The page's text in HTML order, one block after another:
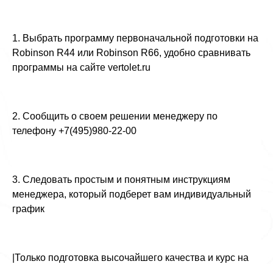
1. Выбрать программу первоначальной подготовки на
Robinson R44 или Robinson R66, удобно сравнивать
программы на сайте vertolet.ru
2. Сообщить о своем решении менеджеру по
телефону +7(495)980-22-00
3. Следовать простым и понятным инструкциям
менеджера, который подберет вам индивидуальный
график
|Только подготовка высочайшего качества и курс на